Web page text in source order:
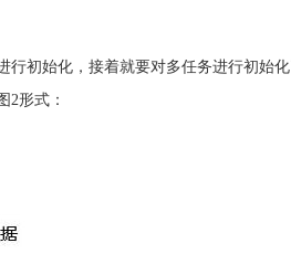
行初始化，接着就要对多任务进行初始
2形式：